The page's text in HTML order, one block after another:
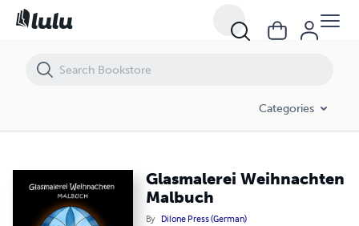
Categories
Glasmalerei Weihnachten
Malbuch
By Dilone Press (German)
Glasmalerei Weihnachten Malbuch